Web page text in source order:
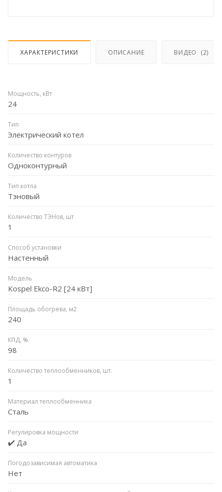
ХАРАКТЕРИСТИКИ ОПИСАНИЕ ВИДЕО (2)
Мощность, кВт
24
Тип
Электрический котел
Количество контуров
Одноконтурный
Тип котла
Тэновый
Количество ТЭНов, шт
1
Способ установки
Настенный
Модель
Kospel Ekco-R2 [24 кВт]
Площадь обогрева, м2
240
КПД, %
98
Количество теплообменников, шт.
1
Материал теплообменника
Сталь
Регулировка мощности
✔️ Да
Погодозависимая автоматика
Нет